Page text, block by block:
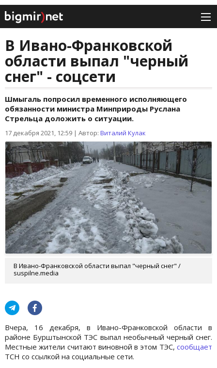
В Ивано-Франковской
области выпал "черный
снег" - соцсети
Шмыгаль попросил временного исполняющего
обязанности министра Минприроды Руслана
Стрельца доложить о ситуации.
17 декабря 2021, 12:59 | Автор: Виталий Кулак
В Ивано-Франковской области выпал "черный снег" /
suspilne.media
Вчера, 16 декабря, в Ивано-Франковской области в
районе Бурштынской ТЭС выпал необычный черный снег.
Местные жители считают виновной в этом ТЭС, сообщает
ТСН со ссылкой на социальные сети.